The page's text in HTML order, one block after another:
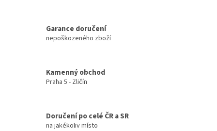
Garance doručení
nepoškozeného zboží
Kamenný obchod
Praha 5 - Zličín
Doručení po celé ČR a SR
na jakékoliv místo